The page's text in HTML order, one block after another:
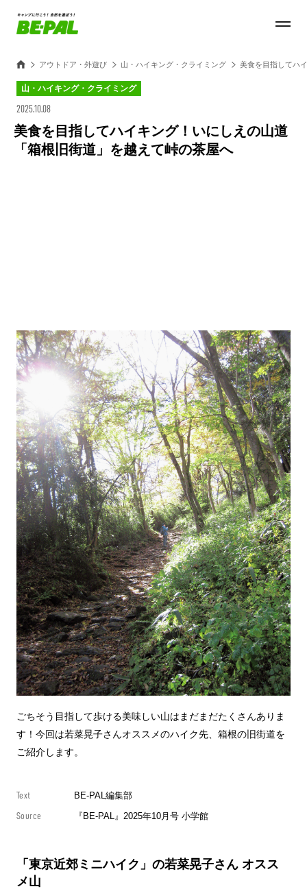
アウトドア・外遊び 山・ハイキング・クライミング 美食を目指してハ
山・ハイキング・クライミング
2025.10.08
美食を目指してハイキング！いにしえの山道
「箱根旧街道」を越えて峠の茶屋へ
ごちそう目指して歩ける美味しい山はまだまだたくさんありま
す！今回は若菜晃子さんオススメのハイク先、箱根の旧街道を
ご紹介します。
Text BE-PAL編集部
Source 『BE-PAL』2025年10月号 小学館
「東京近郊ミニハイク」の若菜晃子さん オスス
メ山